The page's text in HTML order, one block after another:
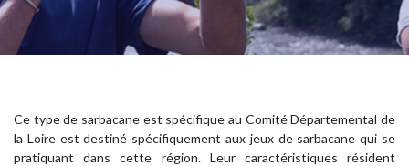
Ce type de sarbacane est spécifique au Comité Départemental de
la Loire est destiné spécifiquement aux jeux de sarbacane qui se
pratiquant dans cette région. Leur caractéristiques résident